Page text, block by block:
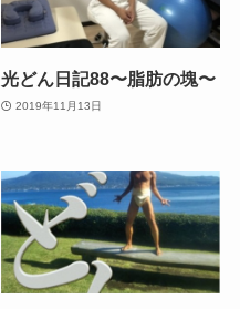
光どん日記88〜脂肪の塊〜
2019年11月13日